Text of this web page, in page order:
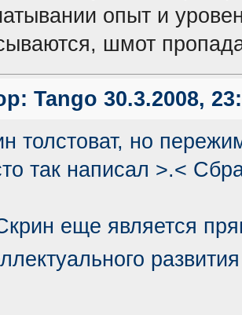
опыт и
шмот
Tango 30.3.2008,
толстоват, но
так написал >.<
еще является